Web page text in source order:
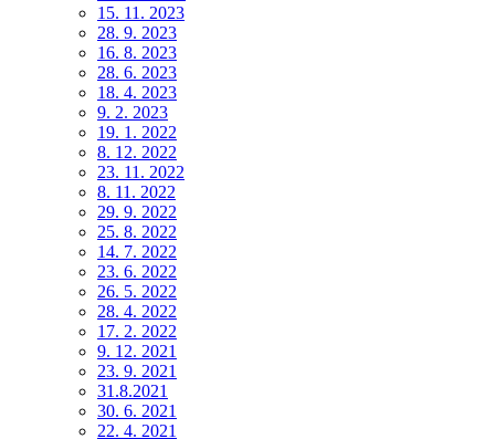
15. 11. 2023
28. 9. 2023
16. 8. 2023
28. 6. 2023
18. 4. 2023
9. 2. 2023
19. 1. 2022
8. 12. 2022
23. 11. 2022
8. 11. 2022
29. 9. 2022
25. 8. 2022
14. 7. 2022
23. 6. 2022
26. 5. 2022
28. 4. 2022
17. 2. 2022
9. 12. 2021
23. 9. 2021
31.8.2021
30. 6. 2021
22. 4. 2021